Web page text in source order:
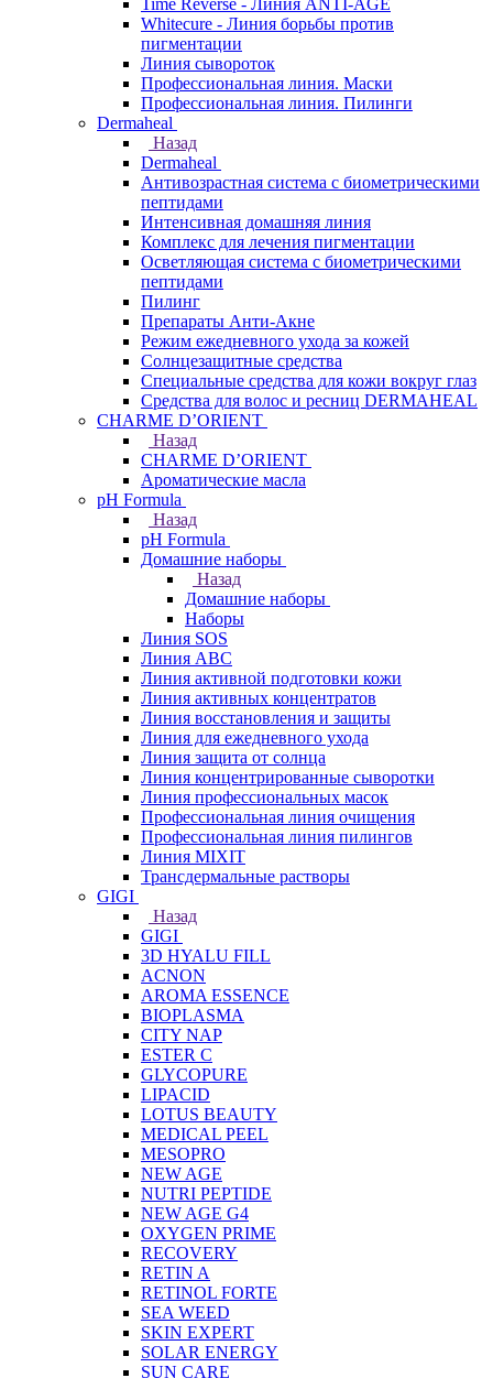
Time Reverse - Линия ANTI-AGE
Whitecure - Линия борьбы против
пигментации
Линия сывороток
Профессиональная линия. Маски
Профессиональная линия. Пилинги
Dermaheal
Назад
Dermaheal
Антивозрастная система с биометрическими
пептидами
Интенсивная домашняя линия
Комплекс для лечения пигментации
Осветляющая система с биометрическими
пептидами
Пилинг
Препараты Анти-Акне
Режим ежедневного ухода за кожей
Солнцезащитные средства
Специальные средства для кожи вокруг глаз
Средства для волос и ресниц DERMAHEAL
CHARME D’ORIENT
Назад
CHARME D’ORIENT
Ароматические масла
pH Formula
Назад
pH Formula
Домашние наборы
Назад
Домашние наборы
Наборы
Линия SOS
Линия АВС
Линия активной подготовки кожи
Линия активных концентратов
Линия восстановления и защиты
Линия для ежедневного ухода
Линия защита от солнца
Линия концентрированные сыворотки
Линия профессиональных масок
Профессиональная линия очищения
Профессиональная линия пилингов
Линия MIXIT
Трансдермальные растворы
GIGI
Назад
GIGI
3D HYALU FILL
ACNON
AROMA ESSENCE
BIOPLASMA
CITY NAP
ESTER C
GLYCOPURE
LIPACID
LOTUS BEAUTY
MEDICAL PEEL
MESOPRO
NEW AGE
NUTRI PEPTIDE
NEW AGE G4
OXYGEN PRIME
RECOVERY
RETIN A
RETINOL FORTE
SEA WEED
SKIN EXPERT
SOLAR ENERGY
SUN CARE